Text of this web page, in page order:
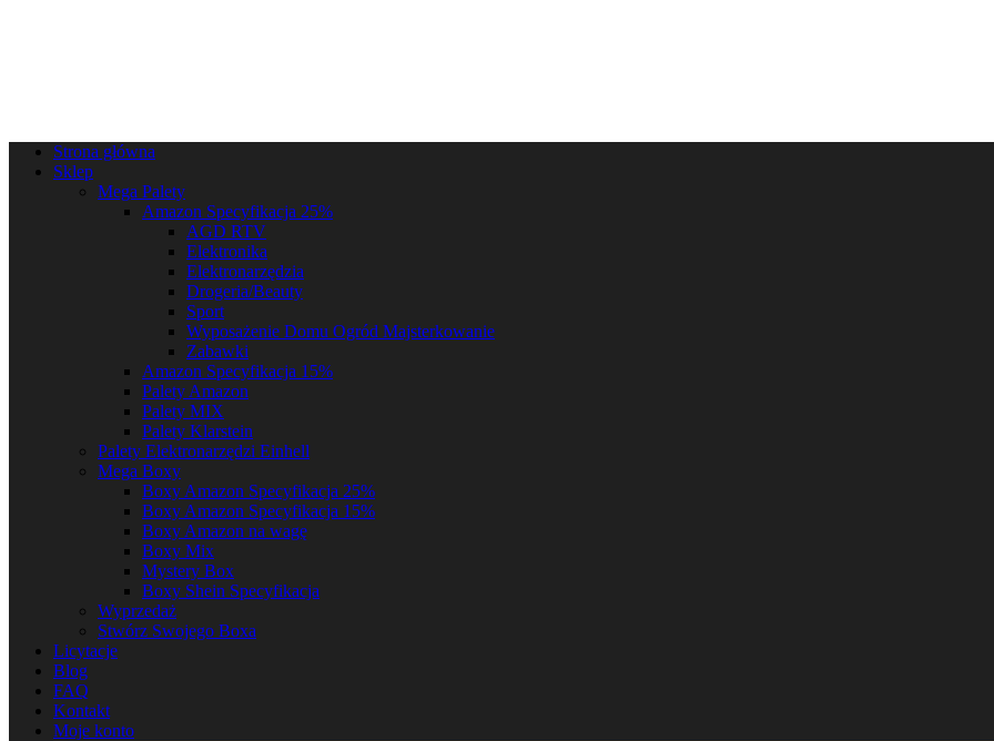
Strona główna
Sklep
Mega Palety
Amazon Specyfikacja 25%
AGD RTV
Elektronika
Elektronarzędzia
Drogeria/Beauty
Sport
Wyposażenie Domu Ogród Majsterkowanie
Zabawki
Amazon Specyfikacja 15%
Palety Amazon
Palety MIX
Palety Klarstein
Palety Elektronarzędzi Einhell
Mega Boxy
Boxy Amazon Specyfikacja 25%
Boxy Amazon Specyfikacja 15%
Boxy Amazon na wagę
Boxy Mix
Mystery Box
Boxy Shein Specyfikacja
Wyprzedaż
Stwórz Swojego Boxa
Licytacje
Blog
FAQ
Kontakt
Moje konto